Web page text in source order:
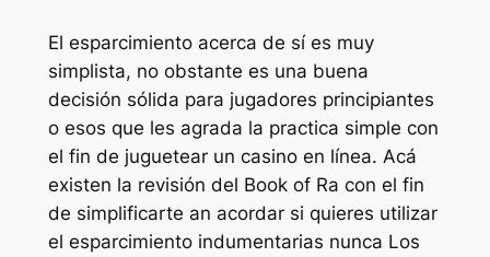
El esparcimiento acerca de sí es muy
simplista, no obstante es una buena
decisión sólida para jugadores principiantes
o esos que les agrada la practica simple con
el fin de juguetear un casino en línea. Acá
existen la revisión del Book of Ra con el fin
de simplificarte an acordar si quieres utilizar
el esparcimiento indumentarias nunca Los